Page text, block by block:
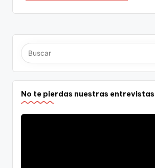
No te pierdas nuestras entrevistas